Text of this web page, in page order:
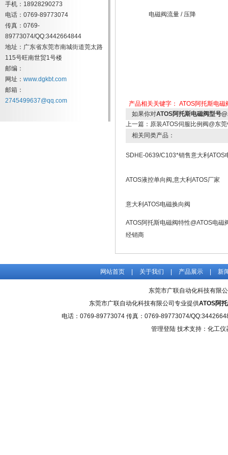
手机：18928290273
电话：0769-89773074
传真：0769-
89773074/QQ:3442664844
地址：广东省东莞市南城街道莞太路
115号旺南世贸1号楼
邮编：
网址： www.dgkbt.com
邮箱：
2745499637@qq.com
电磁阀流量 / 压降
产品相关关键字： ATOS阿托斯电磁
如果你对ATOS阿托斯电磁阀型号
上一篇： 原装ATOS伺服比例阀@东
相关同类产品：
SDHE-0639/C103*销售意大利ATOS
ATOS液控单向阀,意大利ATOS厂家
意大利ATOS电磁换向阀
ATOS阿托斯电磁阀特性@ATOS电磁
经销商
网站首页 关于我们 产品展示 新
东莞市广联自动化科技有限
东莞市广联自动化科技有限公司专业提供ATOS阿
电话：0769-89773074 传真：0769-89773074/
管理登陆 技术支持：化工